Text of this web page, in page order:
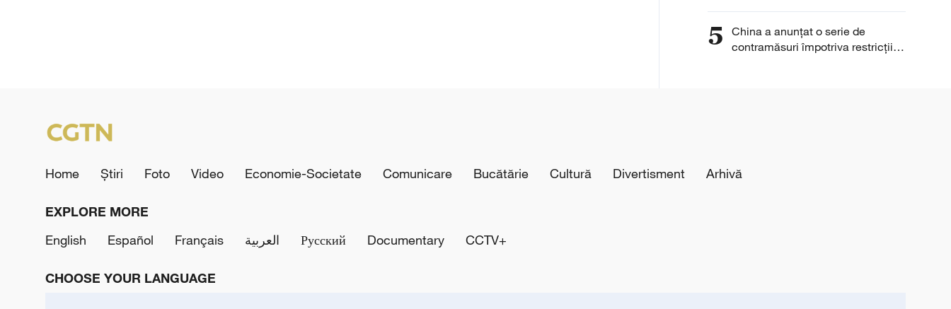
și să învețe lecțiile istoriei
5
China a anunţat o serie de
contramăsuri împotriva restricţiilor
Home Știri Foto Video Economie-Societate Comunicare Bucătărie Cultură Divertisment Arhivă
EXPLORE MORE
English
Español Français العربية Русский Documentary CCTV+
CHOOSE YOUR LANGUAGE